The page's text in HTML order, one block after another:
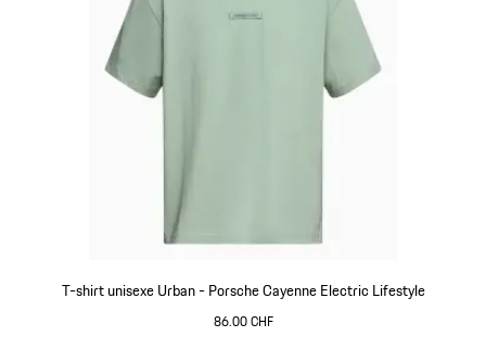
T-shirt unisexe Urban - Porsche Cayenne Electric Lifestyle
86.00 CHF